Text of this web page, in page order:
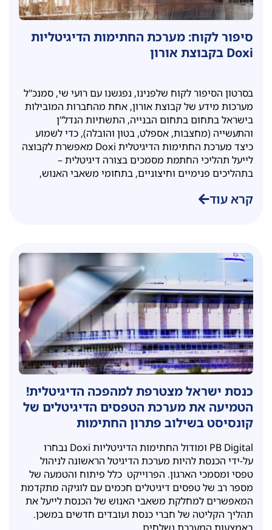
סיפור לקוח: מערכת החתימות הדיגיטליות
Doxi בקבוצת אורון
בסרטון הסיפור לקוח שלפנינו, נפגשנו עם רועי שי, סמנכ"ל
מערכות מידע של קבוצת אורון, אחת מהחברות המובילות
בישראל בתחום בתחום הבנייה, התשתיות הנדל"ן
והתעשייה (מחצבות, אספלט, בטון והובלה), כדי לשמוע
כיצד מערכת החתימות הדיגיטלית Doxi מאפשרת לקבוצה
לייעל תהליכי החתמת מסמכים בצורה דיגיטלית –
בתהליכים פנימיים וחיצוניים, בתחומי משאבי האנוש,
קרא עוד
כנסת ישראל מצטרפת למהפכה הדיגיטלית!
הטמיעה את מערכת הטפסים הדיגיטלים של
קונסיסט בשילוב פתרון החתימות
PB Digital ומודול החתימות הדיגיטליות Doxi נבחרו
על-ידי הכנסת להיות מערכת הדיגיטל הראשונה לניהול
טפסי ומסמכי הארגון. הפרוייקט כלל פיתוח והטמעה של
מספר רב של טפסים דיגיטלים חכמים עם לוגיקה מתקדמת
המאפשרים למחלקת משאבי האנוש של הכנסת לייעל את
תהליך הקליטה של חברי כנסת ועובדים חדשים במשכן.